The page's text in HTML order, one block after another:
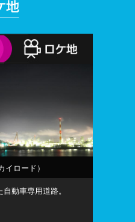
イロード）
動車専用道路。